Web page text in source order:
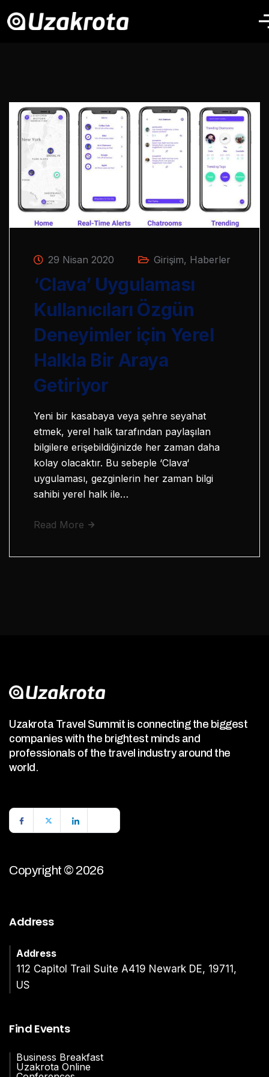
29 Nisan 2020 Girişim, Haberler
‘Clava’ Uygulaması
Kullanıcıları Özgün
Deneyimler için Yerel
Halkla Bir Araya
Getiriyor
Yeni bir kasabaya veya şehre seyahat
etmek, yerel halk tarafından paylaşılan
bilgilere erişebildiğinizde her zaman daha
kolay olacaktır. Bu sebeple ‘Clava‘
uygulaması, gezginlerin her zaman bilgi
sahibi yerel halk ile…
Read More
Uzakrota Travel Summit is connecting the biggest
companies with the brightest minds and
professionals of the travel industry around the
world.
Copyright © 2026
Address
Address
112 Capitol Trail Suite A419 Newark DE, 19711,
US
Find Events
Business Breakfast
Uzakrota Online